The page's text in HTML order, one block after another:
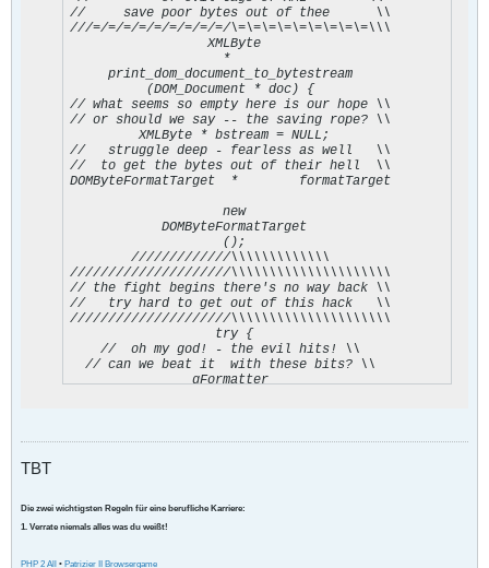
//     save poor bytes out of thee      \\
///=/=/=/=/=/=/=/=/=/\=\=\=\=\=\=\=\=\=\\\
                  XMLByte
                    *
     print_dom_document_to_bytestream
          (DOM_Document * doc) {
// what seems so empty here is our hope \\
// or should we say -- the saving rope? \\
         XMLByte * bstream = NULL;
//   struggle deep - fearless as well   \\
//  to get the bytes out of their hell  \\
DOMByteFormatTarget  *        formatTarget
                    new
            DOMByteFormatTarget
                    ();
        /////////////\\\\\\\\\\\\\
/////////////////////\\\\\\\\\\\\\\\\\\\\\
// the fight begins there's no way back \\
//   try hard to get out of this hack   \\
/////////////////////\\\\\\\\\\\\\\\\\\\\\
                   try {
    //  oh my god! - the evil hits! \\
  // can we beat it  with these bits? \\
                gFormatter
              formatTarget ,
               gUnRepFlags)
                    ;
                 ////\\\\
// it seems we won! hipp hipp hurray! \\
TBT
Die zwei wichtigsten Regeln für eine berufliche Karriere:
1. Verrate niemals alles was du weißt!
PHP 2 All • Patrizier II Browsergame